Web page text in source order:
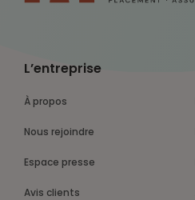
L’entreprise
À propos
Nous rejoindre
Espace presse
Avis clients